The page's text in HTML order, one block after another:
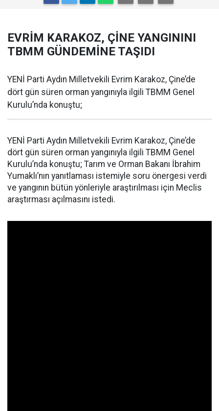
EVRİM KARAKOZ, ÇİNE YANGININI
TBMM GÜNDEMİNE TAŞIDI
YENİ Parti Aydın Milletvekili Evrim Karakoz, Çine’de
dört gün süren orman yangınıyla ilgili TBMM Genel
Kurulu’nda konuştu;
YENİ Parti Aydın Milletvekili Evrim Karakoz, Çine’de
dört gün süren orman yangınıyla ilgili TBMM Genel
Kurulu’nda konuştu; Tarım ve Orman Bakanı İbrahim
Yumaklı’nın yanıtlaması istemiyle soru önergesi verdi
ve yangının bütün yönleriyle araştırılması için Meclis
araştırması açılmasını istedi.